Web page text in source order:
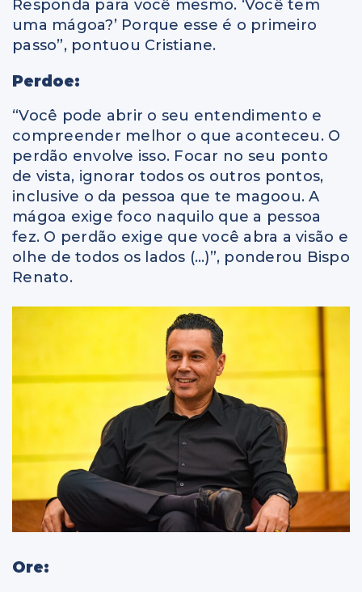
Responda para você mesmo. ‘Você tem
uma mágoa?’ Porque esse é o primeiro
passo”, pontuou Cristiane.
Perdoe:
“Você pode abrir o seu entendimento e
compreender melhor o que aconteceu. O
perdão envolve isso. Focar no seu ponto
de vista, ignorar todos os outros pontos,
inclusive o da pessoa que te magoou. A
mágoa exige foco naquilo que a pessoa
fez. O perdão exige que você abra a visão e
olhe de todos os lados (…)”, ponderou Bispo
Renato.
Ore: